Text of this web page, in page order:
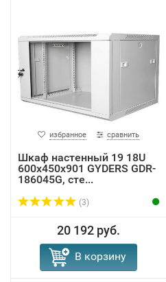
избранное сравнить
Шкаф настенный 19 18U
600х450х901 GYDERS GDR-
186045G, сте...
(3)
20 192 руб.
В корзину